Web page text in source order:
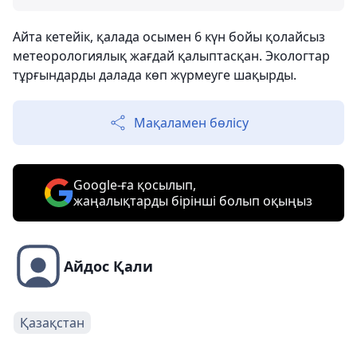
Айта кетейік, қалада осымен 6 күн бойы қолайсыз
метеорологиялық жағдай қалыптасқан. Экологтар
тұрғындарды далада көп жүрмеуге шақырды.
Мақаламен бөлісу
Google-ға қосылып,
жаңалықтарды бірінші болып оқыңыз
Айдос Қали
Қазақстан